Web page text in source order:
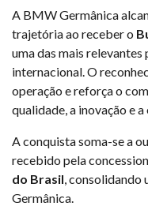
A BMW Germânica
trajetória ao receber o
uma das mais
internacional. O
operação e reforça o
qualidade, a inovação e
A conquista soma-se a
recebido pela
do Brasil ,
Germânica.